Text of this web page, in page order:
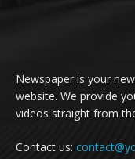
Newspaper is your
website. We provide
videos straight from
Contact us: